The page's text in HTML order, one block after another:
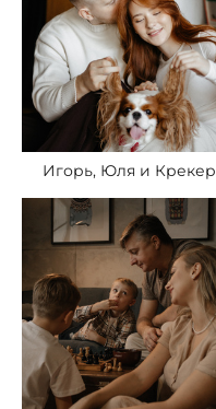
Игорь, Юля и Крекер